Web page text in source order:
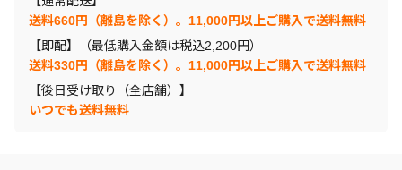
送料660円（離島を除く）。11,000円以上ご購入で送料無料
【即配】（最低購入金額は税込2,200円）
送料330円（離島を除く）。11,000円以上ご購入で送料無料
【後日受け取り（全店舗）】
いつでも送料無料